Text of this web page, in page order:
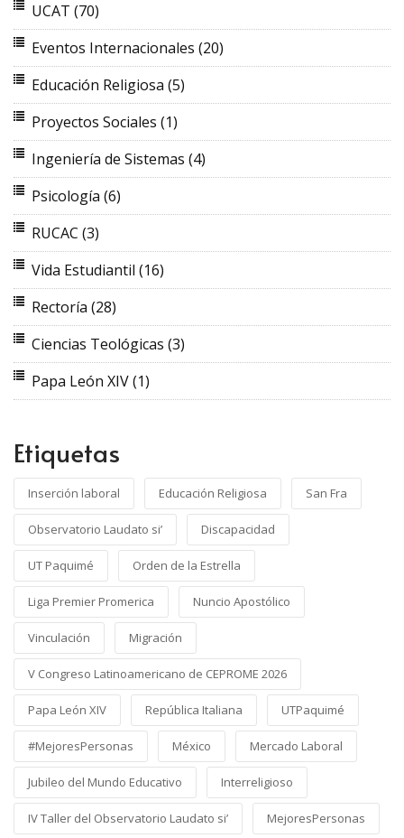
UCAT (70)
Eventos Internacionales (20)
Educación Religiosa (5)
Proyectos Sociales (1)
Ingeniería de Sistemas (4)
Psicología (6)
RUCAC (3)
Vida Estudiantil (16)
Rectoría (28)
Ciencias Teológicas (3)
Papa León XIV(1)
Etiquetas
Inserción laboral Educación Religiosa San Fra
Observatorio Laudato si’ Discapacidad
UT Paquimé Orden de la Estrella
Liga Premier Promerica Nuncio Apostólico
Vinculación Migración
V Congreso Latinoamericano de CEPROME 2026
Papa León XIV República Italiana UTPaquimé
#MejoresPersonas México Mercado Laboral
Jubileo del Mundo Educativo Interreligioso
IV Taller del Observatorio Laudato si’ MejoresPersonas